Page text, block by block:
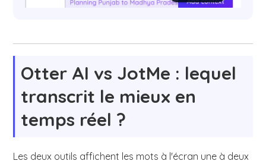
Otter AI vs JotMe : lequel
transcrit le mieux en
temps réel ?
Les deux outils affichent les mots à l'écran une à deux